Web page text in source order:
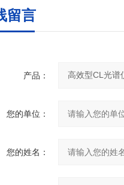
留言
产品：
您的单位：
您的姓名：